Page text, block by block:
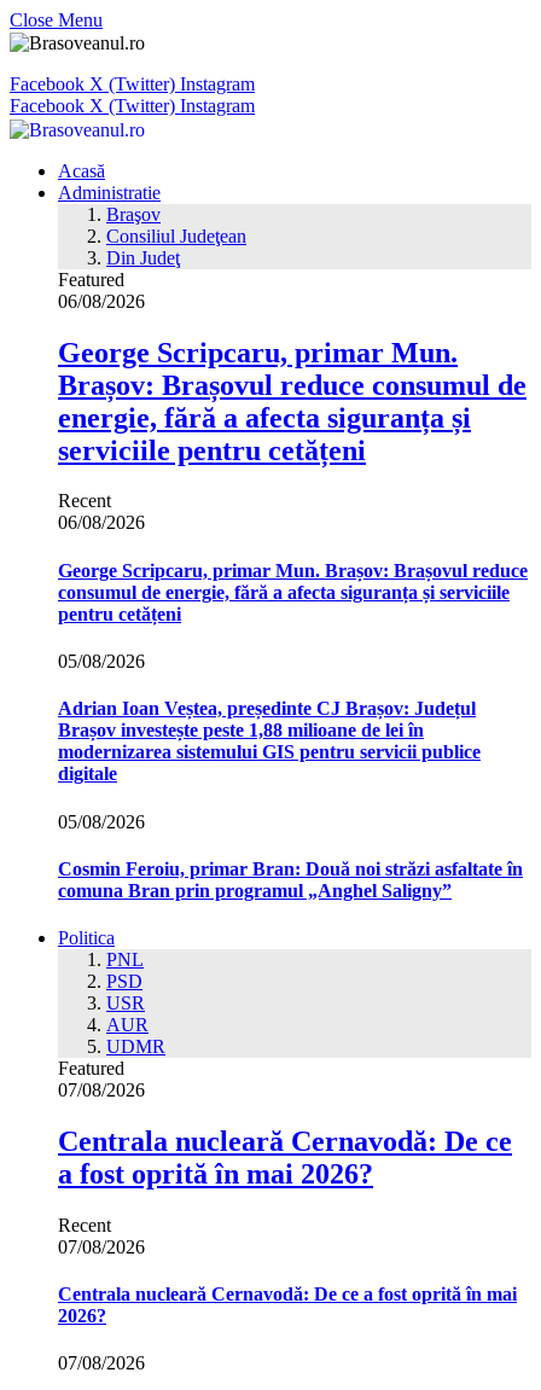
Close Menu
Facebook X (Twitter) Instagram
Facebook X (Twitter) Instagram
Acasă
Administratie
Braşov
Consiliul Judeţean
Din Judeţ
Featured
06/08/2026
George Scripcaru, primar Mun.
Brașov: Brașovul reduce consumul de
energie, fără a afecta siguranța și
serviciile pentru cetățeni
Recent
06/08/2026
George Scripcaru, primar Mun. Brașov: Brașovul reduce
consumul de energie, fără a afecta siguranța și serviciile
pentru cetățeni
05/08/2026
Adrian Ioan Veștea, președinte CJ Brașov: Județul
Brașov investește peste 1,88 milioane de lei în
modernizarea sistemului GIS pentru servicii publice
digitale
05/08/2026
Cosmin Feroiu, primar Bran: Două noi străzi asfaltate în
comuna Bran prin programul „Anghel Saligny”
Politica
PNL
PSD
USR
AUR
UDMR
Featured
07/08/2026
Centrala nucleară Cernavodă: De ce
a fost oprită în mai 2026?
Recent
07/08/2026
Centrala nucleară Cernavodă: De ce a fost oprită în mai
2026?
07/08/2026